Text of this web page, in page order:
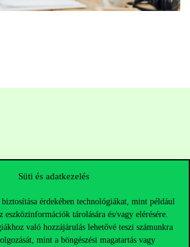
Süti és adatkezelés
érdekében technológiákat, mint például
eszközinformációk tárolására és/vagy elérésére.
való hozzájárulás lehetővé teszi számunkra
mint a böngészési magatartás vagy